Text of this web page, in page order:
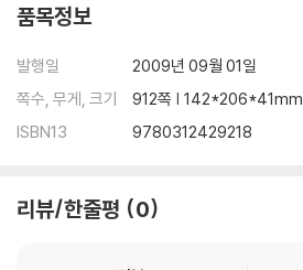
품목정보
발행일
2009년 09월 01일
쪽수, 무게, 크기
912쪽 | 142*206*41mm
ISBN13
9780312429218
리뷰/한줄평 0